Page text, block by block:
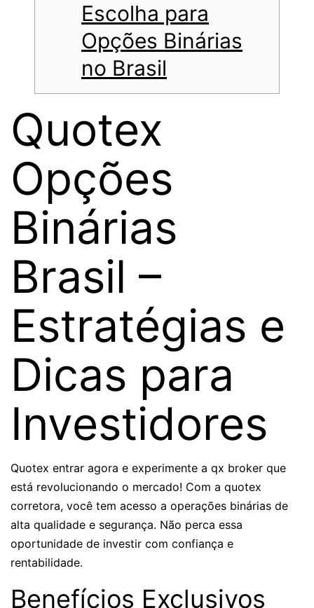
Escolha para
Opções Binárias
no Brasil
Quotex
Opções
Binárias
Brasil –
Estratégias e
Dicas para
Investidores
Quotex entrar agora e experimente a qx broker que
está revolucionando o mercado! Com a quotex
corretora, você tem acesso a operações binárias de
alta qualidade e segurança. Não perca essa
oportunidade de investir com confiança e
rentabilidade.
Benefícios Exclusivos